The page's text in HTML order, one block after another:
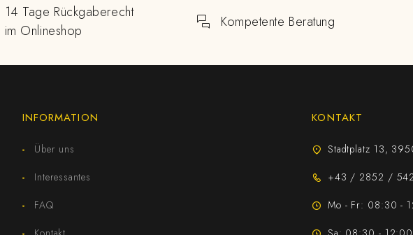
14 Tage Rückgaberecht
im Onlineshop
Kompetente Beratung
INFORMATION
Über uns
Interessantes
FAQ
KONTAKT
Stadtplatz 13,
+43 / 2852 /
Mo - Fr: 08:30 -